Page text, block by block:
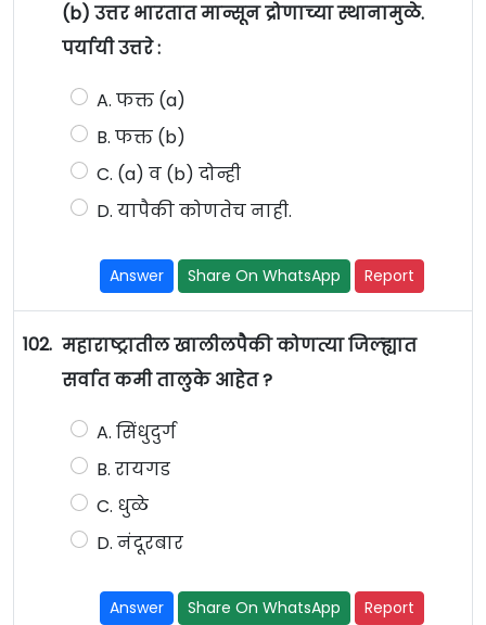
(b) उत्तर भारतात मान्सून द्रोणाच्या स्थानामुळे.
पर्यायी उत्तरे :
A. फक्त (a)
B. फक्त (b)
C. (a) व (b) दोन्ही
D. यापैकी कोणतेच नाही.
Answer Share On WhatsApp Report
102. महाराष्ट्रातील खालीलपैकी कोणत्या जिल्ह्यात
सर्वात कमी तालुके आहेत ?
A. सिंधुदुर्ग
B. रायगड
C. धुळे
D. नंदूरबार
Answer Share On WhatsApp Report